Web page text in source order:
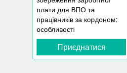
Приєднатися